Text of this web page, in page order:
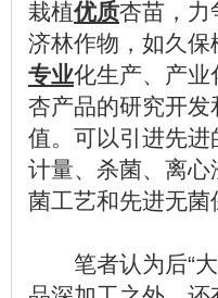
栽植优质杏苗，力
济林作物，如久保
专业化生产、产业
杏产品的研究开
值。可以引进先
计量、杀菌、离
菌工艺和先进无
笔者认为后“大